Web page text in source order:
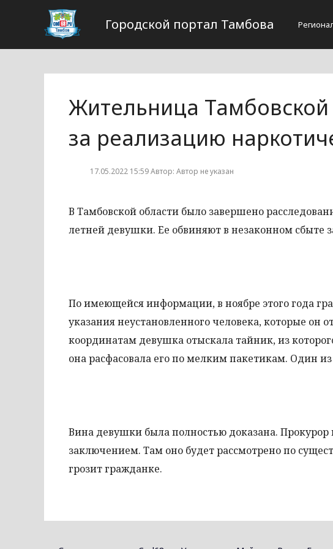
Городской портал Тамбова
Жительница Тамбовской
за реализацию
17.05.2022 15:59 Автор: Автор не указан
В Тамбовской области было завершено
летней девушки. Ее обвиняют в незаконном сбыте
По имеющейся информации, в ноябре этого года
указания неустановленного человека, которые
координатам девушка отыскала тайник, из
она расфасовала его по мелким пакетикам. Один
Вина девушки была полностью доказана.
заключением. Там оно будет рассмотрено по
грозит гражданке.